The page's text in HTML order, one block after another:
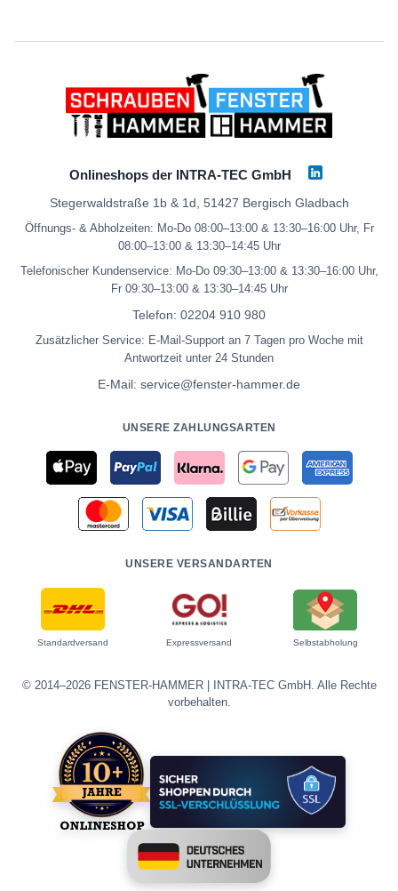
Onlineshops der INTRA-TEC GmbH
Stegerwaldstraße 1b & 1d, 51427 Bergisch Gladbach
Öffnungs- & Abholzeiten: Mo-Do 08:00–13:00 & 13:30–16:00 Uhr, Fr
08:00–13:00 & 13:30–14:45 Uhr
Telefonischer Kundenservice: Mo-Do 09:30–13:00 & 13:30–16:00 Uhr,
Fr 09:30–13:00 & 13:30–14:45 Uhr
Telefon: 02204 910 980
Zusätzlicher Service: E-Mail-Support an 7 Tagen pro Woche mit
Antwortzeit unter 24 Stunden
E-Mail: service@fenster-hammer.de
UNSERE ZAHLUNGSARTEN
UNSERE VERSANDARTEN
Standardversand Expressversand Selbstabholung
© 2014–2026 FENSTER-HAMMER | INTRA-TEC GmbH. Alle Rechte
vorbehalten.